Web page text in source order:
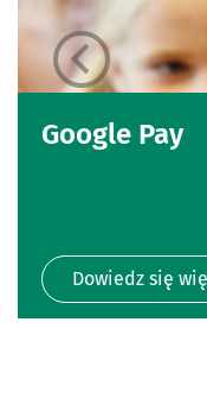
Google Pay
Dowiedz się